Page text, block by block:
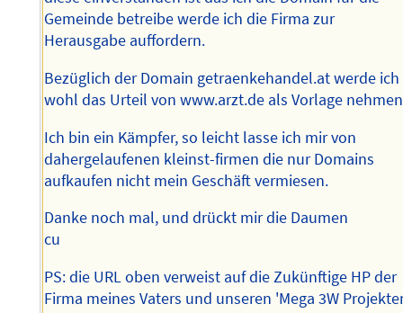
Gemeinde betreibe werde ich die Firma zur
Herausgabe auffordern.
Bezüglich der Domain getraenkehandel.at werde ich
wohl das Urteil von www.arzt.de als Vorlage
Ich bin ein Kämpfer, so leicht lasse ich mir von
dahergelaufenen kleinst-firmen die nur Domains
aufkaufen nicht mein Geschäft vermiesen.
Danke noch mal, und drückt mir die Daumen
cu
PS: die URL oben verweist auf die Zukünftige HP der
Firma meines Vaters und unseren 'Mega 3W